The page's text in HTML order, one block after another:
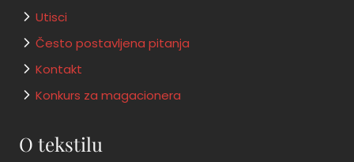
Utisci
Često postavljena pitanja
Kontakt
Konkurs za magacionera
O tekstilu